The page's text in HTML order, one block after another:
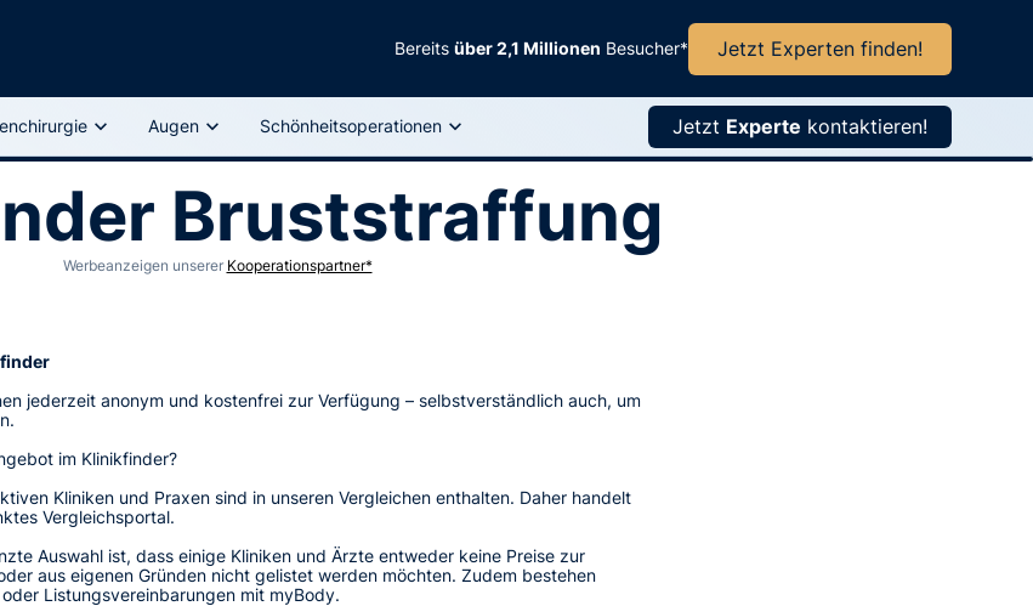
Bereits über 2,1 Millionen Besucher* Jetzt Experten finden!
Augen Schönheitsoperationen Jetzt Experte kontaktieren!
Bruststraffung
Werbeanzeigen unserer Kooperationspartner*
jederzeit anonym und kostenfrei zur Verfügung – selbstverständlich auch, um
im Klinikfinder?
Kliniken und Praxen sind in unseren Vergleichen enthalten. Daher handelt
Vergleichsportal.
Auswahl ist, dass einige Kliniken und Ärzte entweder keine Preise zur
aus eigenen Gründen nicht gelistet werden möchten. Zudem bestehen
Listungsvereinbarungen mit myBody.